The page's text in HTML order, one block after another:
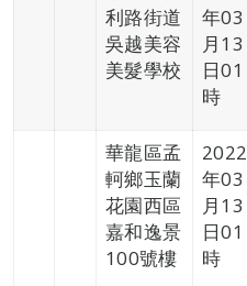
利路街道
吳越美容
美髮學校
年03
月13
日01
時
華龍區孟
軻鄉玉蘭
花園西區
嘉和逸景
100號樓
2022
年03
月13
日01
時